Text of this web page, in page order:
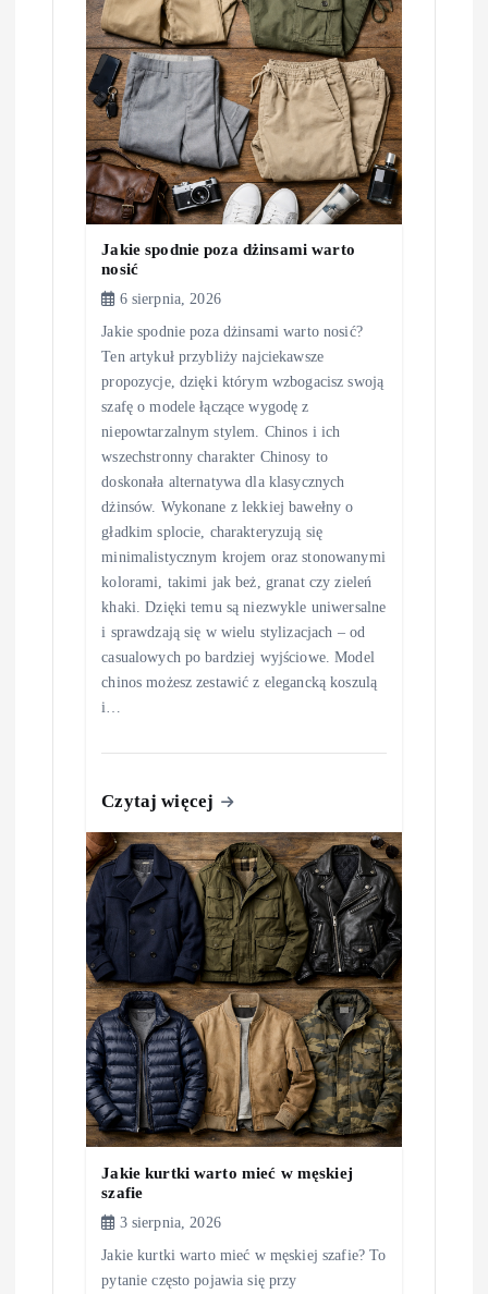
Jakie spodnie poza dżinsami warto
nosić
6 sierpnia, 2026
Jakie spodnie poza dżinsami warto nosić?
Ten artykuł przybliży najciekawsze
propozycje, dzięki którym wzbogacisz swoją
szafę o modele łączące wygodę z
niepowtarzalnym stylem. Chinos i ich
wszechstronny charakter Chinosy to
doskonała alternatywa dla klasycznych
dżinsów. Wykonane z lekkiej bawełny o
gładkim splocie, charakteryzują się
minimalistycznym krojem oraz stonowanymi
kolorami, takimi jak beż, granat czy zieleń
khaki. Dzięki temu są niezwykle uniwersalne
i sprawdzają się w wielu stylizacjach – od
casualowych po bardziej wyjściowe. Model
chinos możesz zestawić z elegancką koszulą
i…
Czytaj więcej
Jakie kurtki warto mieć w męskiej
szafie
3 sierpnia, 2026
Jakie kurtki warto mieć w męskiej szafie? To
pytanie często pojawia się przy